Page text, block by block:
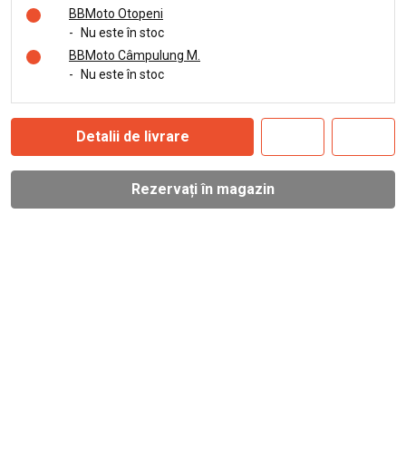
BBMoto Otopeni
-
Nu este în stoc
BBMoto Câmpulung M.
-
Nu este în stoc
Detalii de livrare
Rezervați în magazin